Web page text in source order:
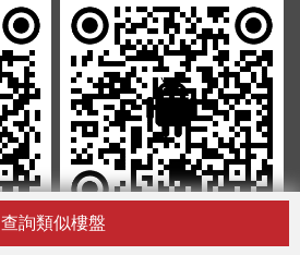
查詢類似樓盤